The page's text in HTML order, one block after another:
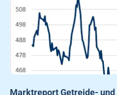
Marktreport Getreide- und